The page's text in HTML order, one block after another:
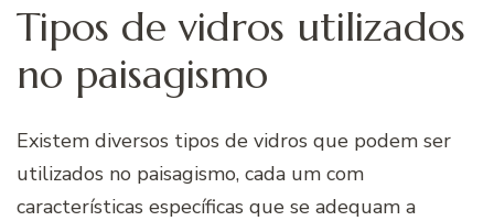
Tipos de vidros utilizados
no paisagismo
Existem diversos tipos de vidros que podem ser
utilizados no paisagismo, cada um com
características específicas que se adequam a